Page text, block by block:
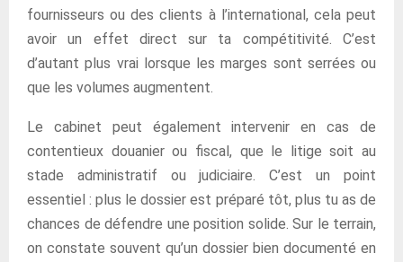
fournisseurs ou des clients à l’international, cela peut
avoir un effet direct sur ta compétitivité. C’est
d’autant plus vrai lorsque les marges sont serrées ou
que les volumes augmentent.
Le cabinet peut également intervenir en cas de
contentieux douanier ou fiscal, que le litige soit au
stade administratif ou judiciaire. C’est un point
essentiel : plus le dossier est préparé tôt, plus tu as de
chances de défendre une position solide. Sur le terrain,
on constate souvent qu’un dossier bien documenté en